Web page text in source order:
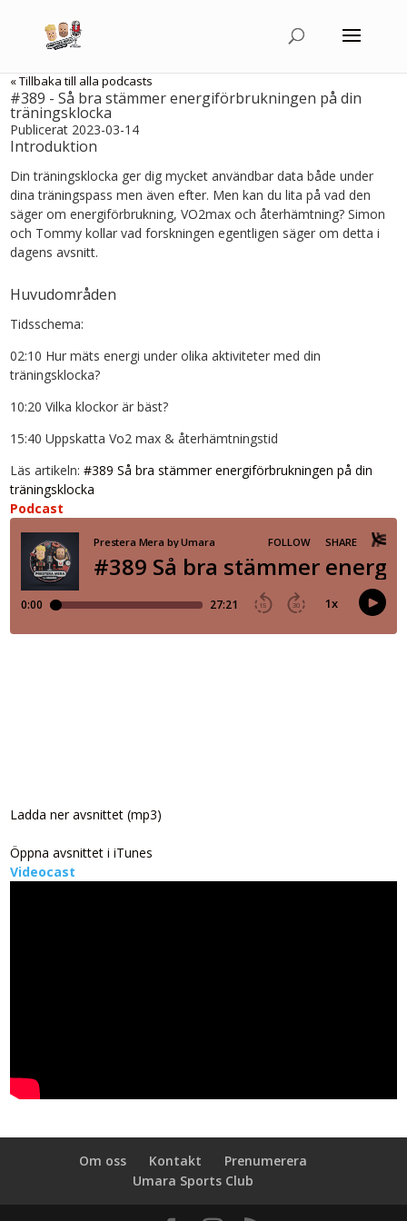
« Tillbaka till alla podcasts
#389 - Så bra stämmer energiförbrukningen på din
träningsklocka
Publicerat 2023-03-14
Introduktion
Din träningsklocka ger dig mycket användbar data både under
dina träningspass men även efter. Men kan du lita på vad den
säger om energiförbrukning, VO2max och återhämtning? Simon
och Tommy kollar vad forskningen egentligen säger om detta i
dagens avsnitt.
Huvudområden
Tidsschema:
02:10 Hur mäts energi under olika aktiviteter med din
träningsklocka?
10:20 Vilka klockor är bäst?
15:40 Uppskatta Vo2 max & återhämtningstid
Läs artikeln:#389 Så bra stämmer energiförbrukningen på din
träningsklocka
Podcast
Ladda ner avsnittet (mp3)
Öppna avsnittet i iTunes
Videocast
Om oss Kontakt
Prenumerera
Umara Sports Club